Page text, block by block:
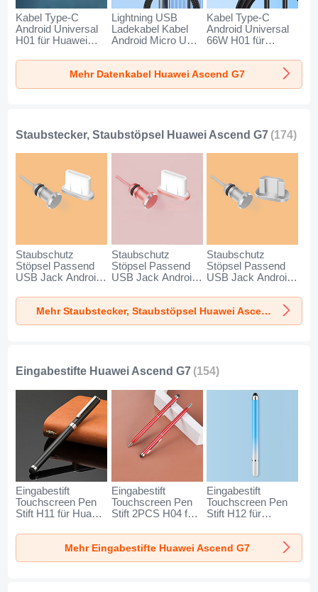
Kabel Type-C
Android Universal
H01 für Huawei
Dunkelgrau
Lightning USB
Ladekabel Kabel
Android Micro USB
für Huawei Ascend
G7 Schwarz
Kabel Type-C
Android Universal
66W H01 für
Schwarz
Mehr Datenkabel Huawei Ascend G7
Staubstecker, Staubstöpsel Huawei Ascend G7 (174)
Staubschutz
Stöpsel Passend
USB Jack Android
für Huawei Ascend
G7 Silber
Staubschutz
Stöpsel Passend
USB Jack Android
für Huawei Ascend
G7 Rosegold
Staubschutz
Stöpsel Passend
USB Jack Android
Huawei Ascend G7
Silber
Mehr Staubstecker, Staubstöpsel Huawei Ascend G7
Eingabestifte Huawei Ascend G7 (154)
Eingabestift
Touchscreen Pen
Stift H11 für Huawei
Schwarz
Eingabestift
Touchscreen Pen
Stift 2PCS H04 für
Rot
Eingabestift
Touchscreen Pen
Stift H12 für
Blau
Mehr Eingabestifte Huawei Ascend G7